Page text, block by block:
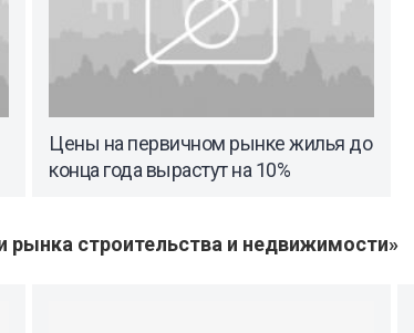
Цены на первичном рынке жилья до
конца года вырастут на 10%
строительства и недвижимости»